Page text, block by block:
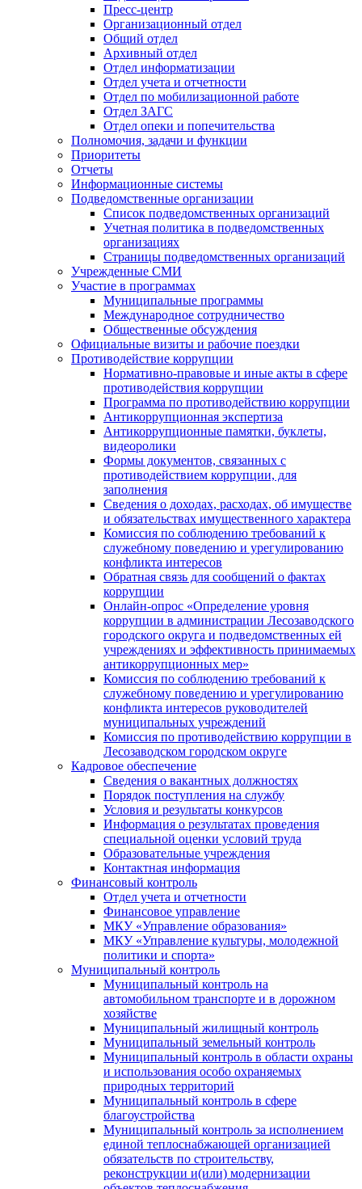
Пресс-центр
Организационный отдел
Общий отдел
Архивный отдел
Отдел информатизации
Отдел учета и отчетности
Отдел по мобилизационной работе
Отдел ЗАГС
Отдел опеки и попечительства
Полномочия, задачи и функции
Приоритеты
Отчеты
Информационные системы
Подведомственные организации
Список подведомственных организаций
Учетная политика в подведомственных
организациях
Страницы подведомственных организаций
Учрежденные СМИ
Участие в программах
Муниципальные программы
Международное сотрудничество
Общественные обсуждения
Официальные визиты и рабочие поездки
Противодействие коррупции
Нормативно-правовые и иные акты в сфере
противодействия коррупции
Программа по противодействию коррупции
Антикоррупционная экспертиза
Антикоррупционные памятки, буклеты,
видеоролики
Формы документов, связанных с
противодействием коррупции, для
заполнения
Сведения о доходах, расходах, об имуществе
и обязательствах имущественного характера
Комиссия по соблюдению требований к
служебному поведению и урегулированию
конфликта интересов
Обратная связь для сообщений о фактах
коррупции
Онлайн-опрос «Определение уровня
коррупции в администрации Лесозаводского
городского округа и подведомственных ей
учреждениях и эффективность принимаемых
антикоррупционных мер»
Комиссия по соблюдению требований к
служебному поведению и урегулированию
конфликта интересов руководителей
муниципальных учреждений
Комиссия по противодействию коррупции в
Лесозаводском городском округе
Кадровое обеспечение
Сведения о вакантных должностях
Порядок поступления на службу
Условия и результаты конкурсов
Информация о результатах проведения
специальной оценки условий труда
Образовательные учреждения
Контактная информация
Финансовый контроль
Отдел учета и отчетности
Финансовое управление
МКУ «Управление образования»
МКУ «Управление культуры, молодежной
политики и спорта»
Муниципальный контроль
Муниципальный контроль на
автомобильном транспорте и в дорожном
хозяйстве
Муниципальный жилищный контроль
Муниципальный земельный контроль
Муниципальный контроль в области охраны
и использования особо охраняемых
природных территорий
Муниципальный контроль в сфере
благоустройства
Муниципальный контроль за исполнением
единой теплоснабжающей организацией
обязательств по строительству,
реконструкции и(или) модернизации